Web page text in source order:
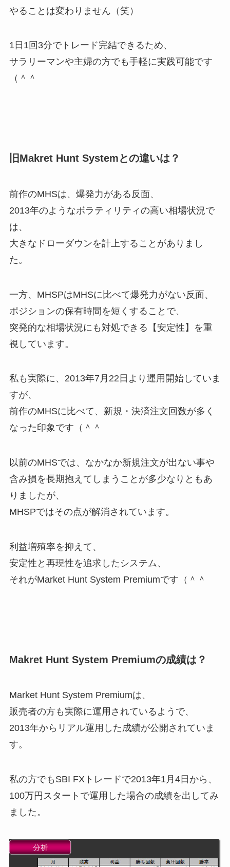
やることは変わりません（笑）
1日1回3分でトレード完結できるため、
サラリーマンや主婦の方でも手軽に実践可能です
（＾＾
旧Makret Hunt Systemとの違いは？
前作のMHSは、爆発力がある反面、
2013年のようなボラティリティの高い相場状況で
は、
大きなドローダウンを計上することがありまし
た。
一方、MHSPはMHSに比べて爆発力がない反面、
ポジションの保有時間を短くすることで、
突発的な相場状況にも対処できる【安定性】を重
視しています。
私も実際に、2013年7月22日より運用開始していま
すが、
前作のMHSに比べて、新規・決済注文回数が多く
なった印象です（＾＾
以前のMHSでは、なかなか新規注文が出ない事や
含み損を長期抱えてしまうことが多少なりともあ
りましたが、
MHSPではその点が解消されています。
利益増殖率を抑えて、
安定性と再現性を追求したシステム、
それがMarket Hunt System Premiumです（＾＾
Makret Hunt System Premiumの成績は？
Market Hunt System Premiumは、
販売者の方も実際に運用されているようで、
2013年からリアル運用した成績が公開されていま
す。
私の方でもSBI FXトレードで2013年1月4日から、
100万円スタートで運用した場合の成績を出してみ
ました。